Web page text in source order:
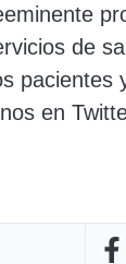
de
pacientes
en